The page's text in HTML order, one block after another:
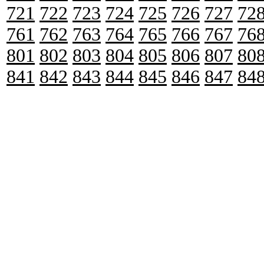
721 722 723 724 725 726 727
761 762 763 764 765 766 767
801 802 803 804 805 806 807
841 842 843 844 845 846 847